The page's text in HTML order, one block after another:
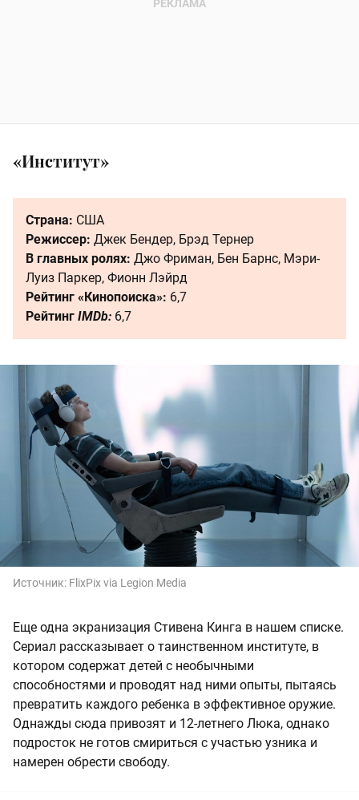
«Институт»
Страна: США
Режиссер: Джек Бендер, Брэд Тернер
В главных ролях: Джо Фриман, Бен Барнс, Мэри-
Луиз Паркер, Фионн Лэйрд
Рейтинг «Кинопоиска»: 6,7
Рейтинг IMDb: 6,7
Источник: FlixPix via Legion Media
Еще одна экранизация Стивена Кинга в нашем списке.
Сериал рассказывает о таинственном институте, в
котором содержат детей с необычными
способностями и проводят над ними опыты, пытаясь
превратить каждого ребенка в эффективное оружие.
Однажды сюда привозят и 12-летнего Люка, однако
подросток не готов смириться с участью узника и
намерен обрести свободу.